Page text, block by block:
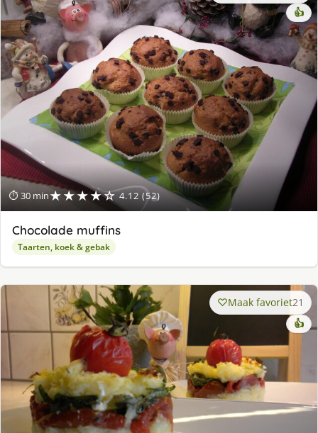
⏱ 30 min★★★★☆ 4.12 (52)
👍
Chocolade muffins
Taarten, koek & gebak
Maak favoriet21
👍